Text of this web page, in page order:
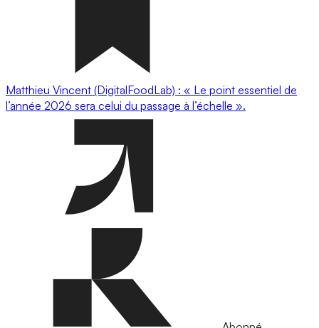
Matthieu Vincent (DigitalFoodLab) : « Le point essentiel de
l’année 2026 sera celui du passage à l’échelle ».